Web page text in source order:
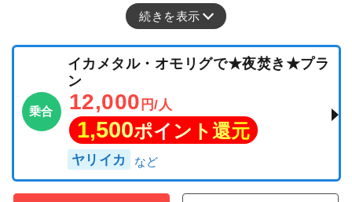
続きを表示
乗合
イカメタル・オモリグで★夜焚き★プラ
ン
12,000 円/人
1,500ポイント還元
ヤリイカ